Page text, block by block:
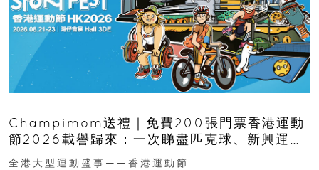
Champimom送禮｜免費200張門票香港運動
節2026載譽歸來：一次睇盡匹克球、新興運
動、街舞比賽＋逾百運動品牌展覽
全港大型運動盛事——香港運動節